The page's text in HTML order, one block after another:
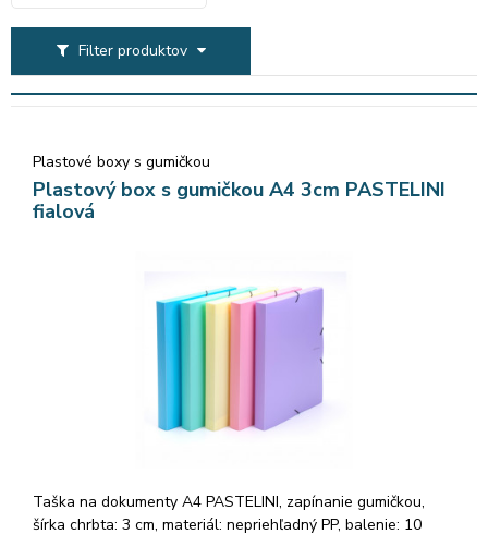
Filter produktov
Plastové boxy s gumičkou
Plastový box s gumičkou A4 3cm PASTELINI
fialová
Taška na dokumenty A4 PASTELINI, zapínanie gumičkou,
šírka chrbta: 3 cm, materiál: nepriehľadný PP, balenie: 10